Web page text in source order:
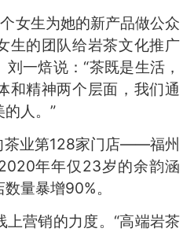
生为她的新产品做公众
生的团队给岩茶文化推广
一焙说：“茶既是生活，
和精神两个层面，我们通
人。”
业第128家门店——福州
年年仅23岁的余韵涵
量暴增90%。
营销的力度。“高端岩茶